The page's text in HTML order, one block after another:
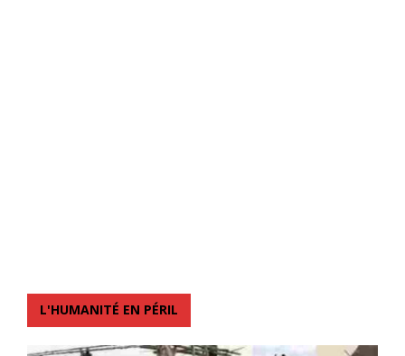
L'HUMANITÉ EN PÉRIL